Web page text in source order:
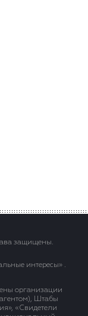
защищены.
интересы» .
организации
Штабы
«Свидетели